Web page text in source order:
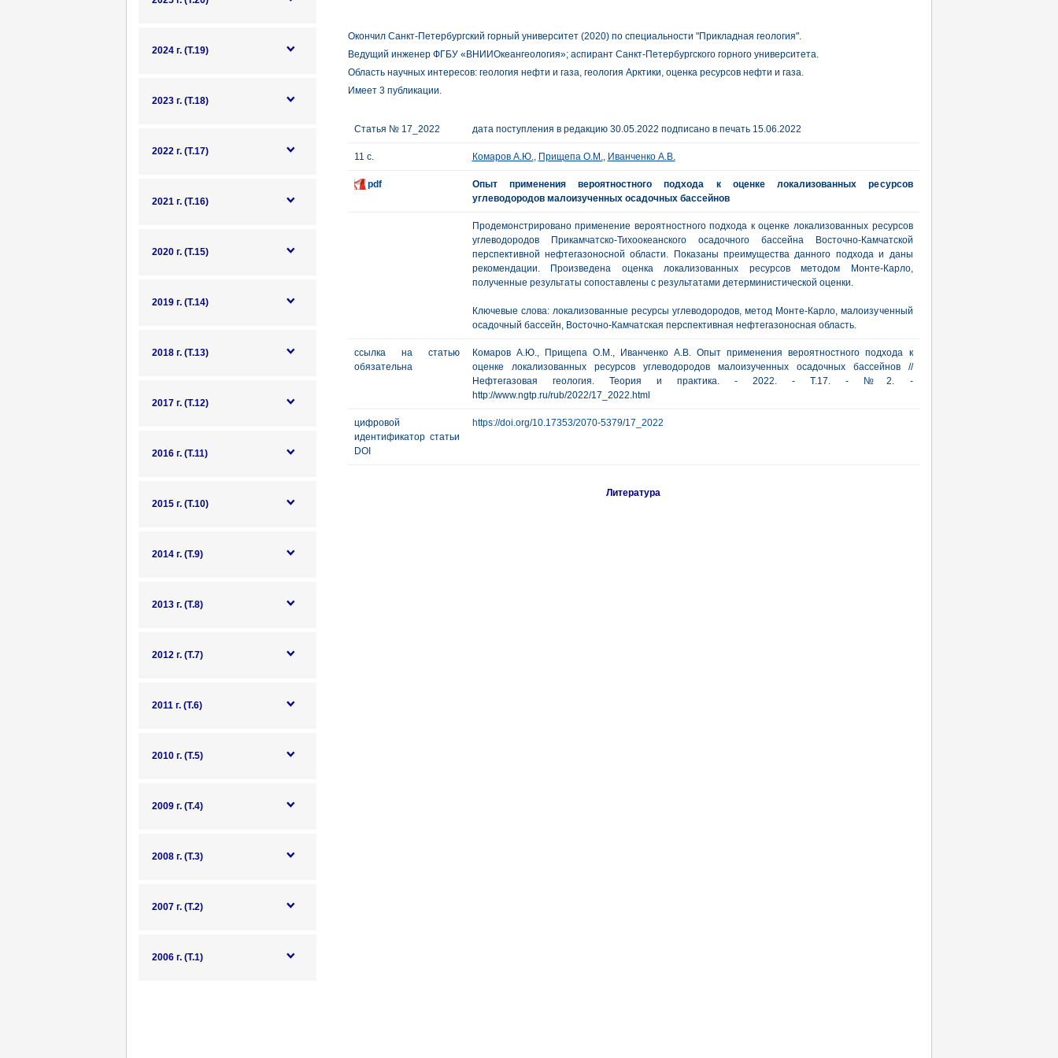
2024 г. (Т.19)
2023 г. (Т.18)
2022 г. (Т.17)
2021 г. (Т.16)
2020 г. (Т.15)
2019 г. (Т.14)
2018 г. (Т.13)
2017 г. (Т.12)
2016 г. (Т.11)
2015 г. (Т.10)
2014 г. (Т.9)
2013 г. (Т.8)
2012 г. (Т.7)
2011 г. (Т.6)
2010 г. (Т.5)
2009 г. (Т.4)
2008 г. (Т.3)
2007 г. (Т.2)
2006 г. (Т.1)
Окончил Санкт-Петербургский горный университет (2020) по специальности "Прикладная геология".
Ведущий инженер ФГБУ «ВНИИОкеангеология»; аспирант Санкт-Петербургского горного университета.
Область научных интересов: геология нефти и газа, геология Арктики, оценка ресурсов нефти и газа.
Имеет 3 публикации.
Статья № 17_2022 дата поступления в редакцию 30.05.2022 подписано в печать 15.06.2022
11 с. Комаров А.Ю., Прищепа О.М., Иванченко А.В.
pdf
Опыт применения вероятностного подхода к оценке локализованных ресурсов
углеводородов малоизученных осадочных бассейнов
Продемонстрировано применение вероятностного подхода к оценке локализованных ресурсов
углеводородов Прикамчатско-Тихоокеанского осадочного бассейна Восточно-Камчатской
перспективной нефтегазоносной области. Показаны преимущества данного подхода и даны
рекомендации. Произведена оценка локализованных ресурсов методом Монте-Карло,
полученные результаты сопоставлены с результатами детерминистической оценки.
Ключевые слова: локализованные ресурсы углеводородов, метод Монте-Карло, малоизученный
осадочный бассейн, Восточно-Камчатская перспективная нефтегазоносная область.
ссылка на статью
обязательна
Комаров А.Ю., Прищепа О.М., Иванченко А.В. Опыт применения вероятностного подхода к
оценке локализованных ресурсов углеводородов малоизученных осадочных бассейнов //
Нефтегазовая геология. Теория и практика. - 2022. - Т.17. - №2. -
http://www.ngtp.ru/rub/2022/17_2022.html
цифровой
идентификатор статьи
DOI
https://doi.org/10.17353/2070-5379/17_2022
Литература